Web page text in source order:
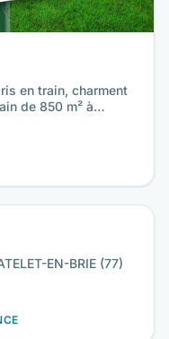
en train, charment
de 850 m² à
EN-BRIE (77)